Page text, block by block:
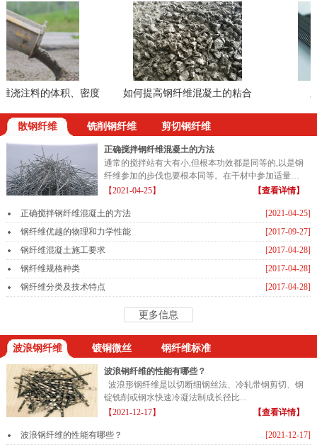
注料的体积、密度
如何提高钢纤维混凝土的粘合
散钢纤维 铣削钢纤维 剪切钢纤维
正确搅拌钢纤维混凝土的方法
通常的搅拌站有大有小,但根本功效都是同等的,以是钢
纤维参加的步伐也要根本同等。在干材中参加适量的
钢纤维...
【2021-04-25】 【查看详情】
[2021-04-25]
正确搅拌钢纤维混凝土的方法
[2017-09-27]
钢纤维优越的物理和力学性能
[2017-04-28]
钢纤维混凝土施工要求
[2017-04-28]
钢纤维规格种类
[2017-04-28]
钢纤维分类及技术特点
更多信息
波浪钢纤维 镀铜微丝 钢纤维标准
波浪钢纤维的性能有哪些？
波浪形钢纤维是以切断细钢丝法、冷轧带钢剪切、钢
锭铣削或钢水快速冷凝法制成长径比...
【2021-12-17】
【查看详情】
[2021-12-17]
波浪钢纤维的性能有哪些？